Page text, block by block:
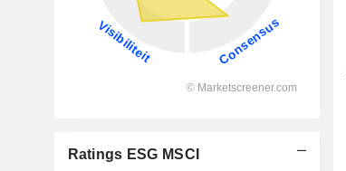
Ratings ESG MSCI